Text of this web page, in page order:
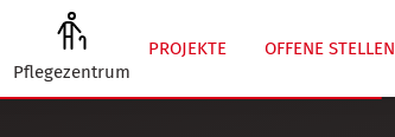
PROJEKTE
OFFENE STELLEN
Pflegezentrum